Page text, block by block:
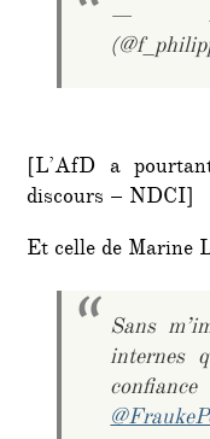
—
[L’AfD a
discours – NDCI]
Et celle de Marine
Sans
internes